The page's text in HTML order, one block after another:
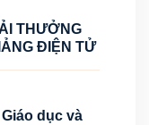
THƯỞNG
ĐIỆN TỬ
dục và